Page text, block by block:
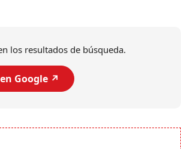
los resultados de búsqueda.
Google ↗️
al sur de Japón, provocando una